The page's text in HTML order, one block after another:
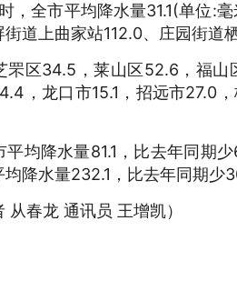
，全市平均降水量31.1(单位:
街道上曲家站112.0、庄园街道
罘区34.5，莱山区52.6，福山
，龙口市15.1，招远市27.0
平均降水量81.1，比去年同
降水量232.1，比去年同期
从春龙 通讯员 王增凯）